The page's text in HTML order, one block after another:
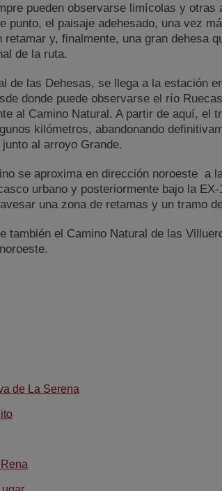
pueden observarse limícolas y otras
punto, el paisaje adehesado, una vez
y, finalmente, una gran dehesa
de la ruta.
de las Dehesas, se llega a la estación
donde puede observarse el río
al Camino Natural. A partir de aquí, el
kilómetros, abandonando
al arroyo Grande.
se aproxima en dirección noroeste a
urbano y posteriormente bajo la
una zona de retamas y un tramo
también el Camino Natural de las
de La Serena